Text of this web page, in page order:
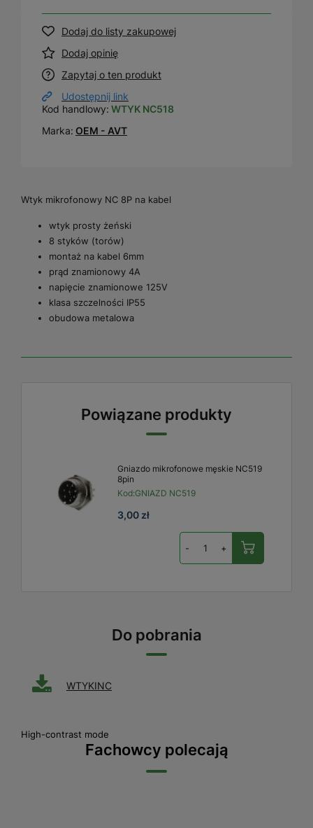
Dodaj do listy zakupowej
Dodaj opinię
Zapytaj o ten produkt
Udostępnij link
Kod handlowy: WTYK NC518
Marka: OEM - AVT
Wtyk mikrofonowy NC 8P na kabel
wtyk prosty żeński
8 styków (torów)
montaż na kabel 6mm
prąd znamionowy 4A
napięcie znamionowe 125V
klasa szczelności IP55
obudowa metalowa
Powiązane produkty
Gniazdo mikrofonowe męskie NC519
8pin
Kod:GNIAZD NC519
3,00 zł
- +
Do pobrania
WTYKINC
High-contrast mode
Fachowcy polecają